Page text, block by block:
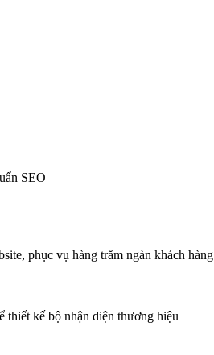
SEO
phục vụ hàng trăm ngàn khách hàng
thiết kế bộ nhận diện thương hiệu